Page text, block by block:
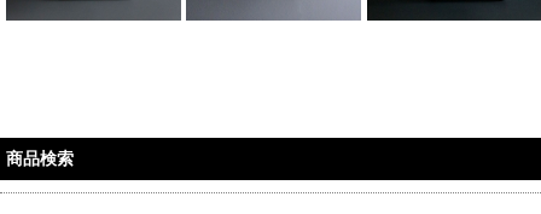
商品検索